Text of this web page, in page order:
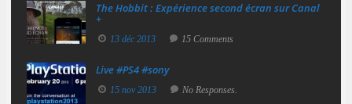
The Hobbit : Expérience second écran sur Canal
+
13 déc 2013 15 Comments
Live #PS4 #sony
15 nov 2013 No Responses.